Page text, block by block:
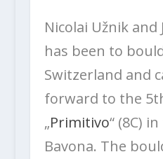
Nicolai Užnik
has been to
Switzerland and
forward to the
„Primitivo“ (8C)
Bavona. The